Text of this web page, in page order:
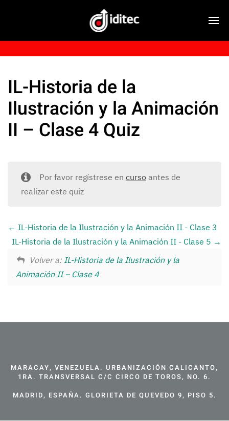
IL-Historia de la
Ilustración y la Animación
II – Clase 4 Quiz
Por favor regístrese en cursoantes de
realizar este quiz
IL-Historia de la Ilustración y la Animación II - Clase 3
IL-Historia de la Ilustración y la Animación II - Clase 5
Volver a: IL-Historia de la Ilustración y la
Animación II – Clase 4
MARACAY, VENEZUELA. URBANIZACIÓN CALICANTO,
1RA. TRANSVERSAL C/C CIRCO DE TOROS, NO. 6.
MADRID, ESPAÑA. GLORIETA DE QUEVEDO 9, PISO 5.